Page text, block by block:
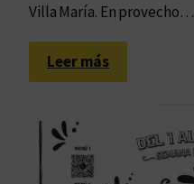
Villa María. En provecho…
Leer más:
J
a